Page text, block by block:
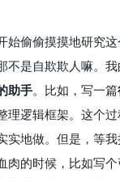
始偷偷摸摸地研究
不是自欺欺人嘛。
助手。比如，写一篇
理逻辑框架。这个
实地做。但是，等
肉的时候，比如写